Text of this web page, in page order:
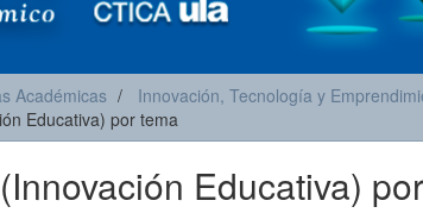
Académicas Innovación, Tecnología y
Educativa) por tema
Educativa)